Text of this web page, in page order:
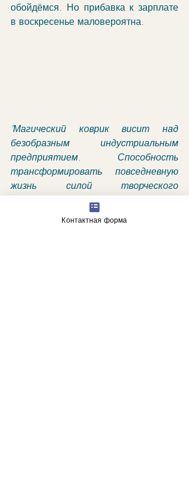
обойдёмся. Но прибавка к зарплате
в воскресенье маловероятна.
"Магический коврик висит над
безобразным индустриальным
предприятием. Способность
трансформировать повседневную
жизнь силой творческого
воображения; или богатство
праздной фантазии".
Контактная форма